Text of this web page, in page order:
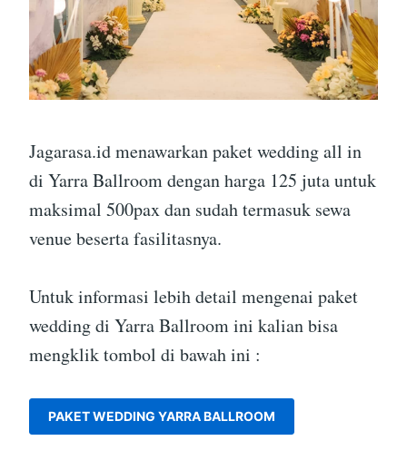
Jagarasa.id menawarkan paket wedding all in
di Yarra Ballroom dengan harga 125 juta untuk
maksimal 500pax dan sudah termasuk sewa
venue beserta fasilitasnya.
Untuk informasi lebih detail mengenai paket
wedding di Yarra Ballroom ini kalian bisa
mengklik tombol di bawah ini :
PAKET WEDDING YARRA BALLROOM